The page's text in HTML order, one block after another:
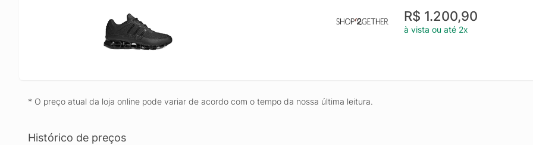
R$ 1.200,90
à vista ou até 2x
* O preço atual da loja online pode variar de acordo com o tempo da nossa última leitura.
Histórico de preços